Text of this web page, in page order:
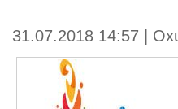
31.07.2018 14:57 |